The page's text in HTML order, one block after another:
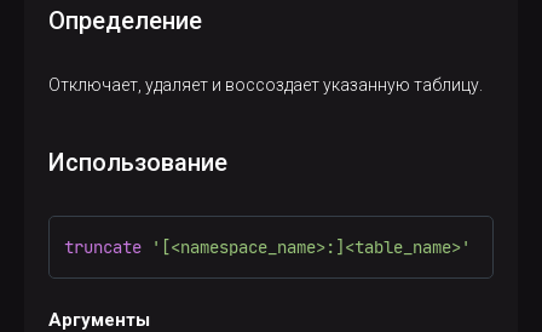
Определение
Отключает, удаляет и воссоздает указанную таблицу.
Использование
truncate '[<namespace_name>:]<table_name>'
Аргументы